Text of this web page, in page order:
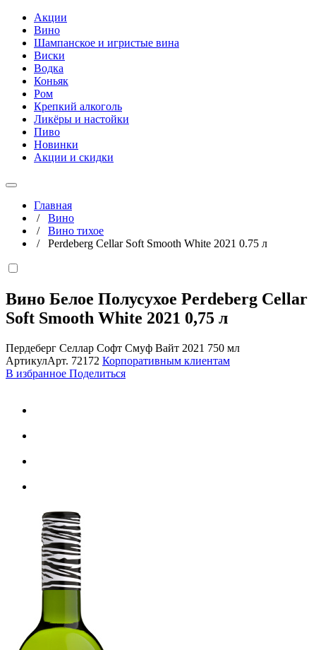
Акции
Вино
Шампанское и игристые вина
Виски
Водка
Коньяк
Ром
Крепкий алкоголь
Ликёры и настойки
Пиво
Новинки
Акции и скидки
Главная
/ Вино
/ Вино тихое
/ Perdeberg Cellar Soft Smooth White 2021 0.75 л
Вино Белое Полусухое Perdeberg Cellar
Soft Smooth White 2021 0,75 л
Пердеберг Селлар Софт Смуф Вайт 2021 750 мл
АртикулАрт. 72172 Корпоративным клиентам
В избранное Поделиться